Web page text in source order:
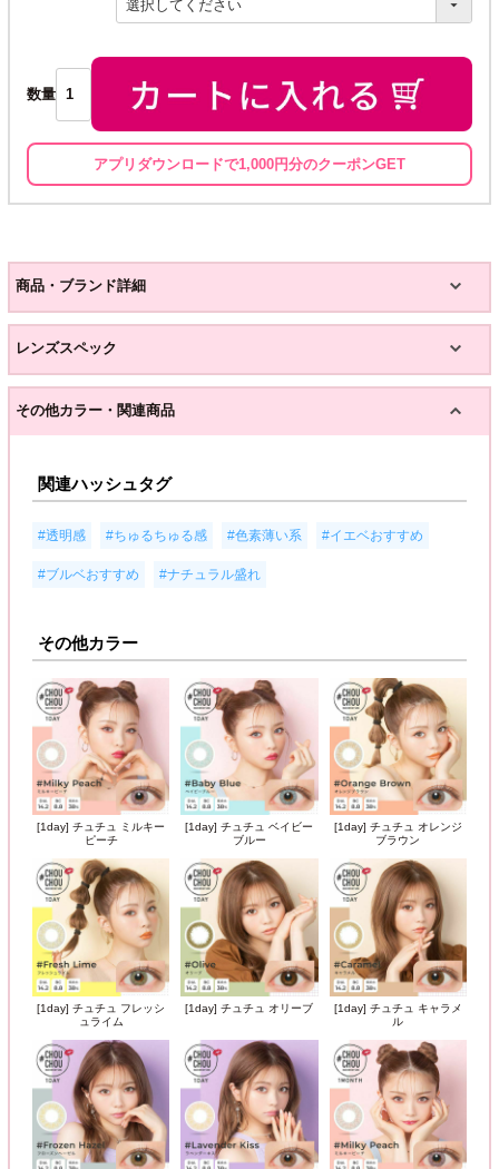
数量
アプリダウンロードで1,000円分のクーポンGET
商品・ブランド詳細
レンズスペック
その他カラー・関連商品
関連ハッシュタグ
#透明感 #ちゅるちゅる感 #色素薄い系 #イエベおすすめ
#ブルベおすすめ #ナチュラル盛れ
その他カラー
[1day] チュチュ ミルキー
ピーチ
[1day] チュチュ ベイビー
ブルー
[1day] チュチュ オレンジ
ブラウン
[1day] チュチュ フレッシ
ュライム
[1day] チュチュ オリーブ
[1day] チュチュ キャラメ
ル